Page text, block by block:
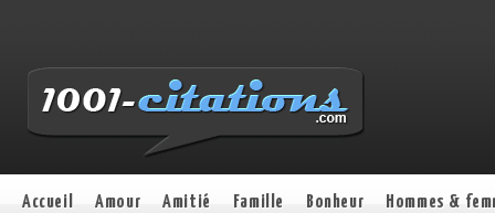
Accueil Amour Amitié Famille Bonheur Hommes &